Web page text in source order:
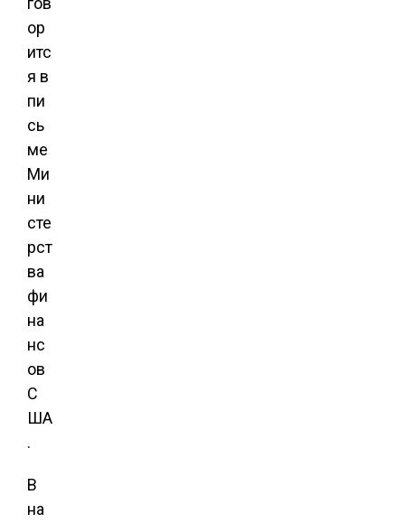
ор
итс
я в
пи
сь
ме
Ми
ни
сте
рст
ва
фи
на
нс
ов
С
ША
.
В
на